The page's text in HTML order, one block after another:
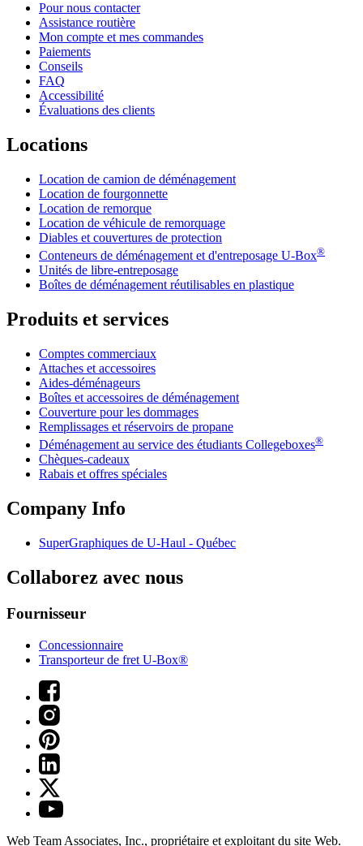
Pour nous contacter
Assistance routière
Mon compte et mes commandes
Paiements
Conseils
FAQ
Accessibilité
Évaluations des clients
Locations
Location de camion de déménagement
Location de fourgonnette
Location de remorque
Location de véhicule de remorquage
Diables et couvertures de protection
Conteneurs de déménagement et d'entreposage U-Box®
Unités de libre-entreposage
Boîtes de déménagement réutilisables en plastique
Produits et services
Comptes commerciaux
Attaches et accessoires
Aides-déménageurs
Boîtes et accessoires de déménagement
Couverture pour les dommages
Remplissages et réservoirs de propane
Déménagement au service des étudiants Collegeboxes®
Chèques-cadeaux
Rabais et offres spéciales
Company Info
SuperGraphiques de U-Haul - Québec
Collaborez avec nous
Fournisseur
Concessionnaire
Transporteur de fret U-Box®
Web Team Associates, Inc., propriétaire et exploitant du site Web.